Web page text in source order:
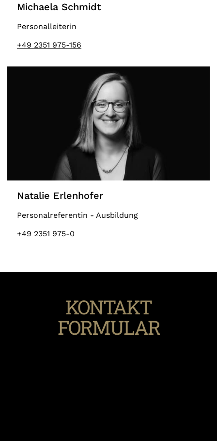
Michaela Schmidt
Personalleiterin
+49 2351 975-156
Natalie Erlenhofer
Personalreferentin - Ausbildung
+49 2351 975-0
KONTAKT
FORMULAR